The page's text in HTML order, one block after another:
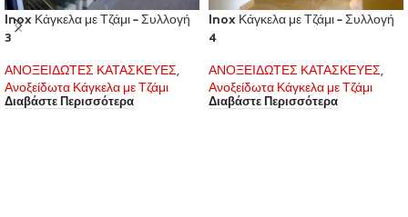
Inox Κάγκελα με Τζάμι – Συλλογή
3
ΑΝΟΞΕΙΔΩΤΕΣ ΚΑΤΑΣΚΕΥΕΣ,
Ανοξείδωτα Κάγκελα με Τζάμι
Διαβάστε Περισσότερα
Inox Κάγκελα με Τζάμι – Συλλογή
4
ΑΝΟΞΕΙΔΩΤΕΣ ΚΑΤΑΣΚΕΥΕΣ,
Ανοξείδωτα Κάγκελα με Τζάμι
Διαβάστε Περισσότερα